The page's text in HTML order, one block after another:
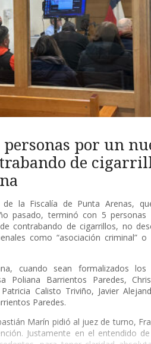
personas por un
de
de la Fiscalía de Punta Arenas,
pasado, terminó con 5 personas
contrabando de cigarrillos, no
como “asociación criminal” o
cuando sean formalizados los
Poliana Barrientos Paredes,
Calisto Triviño, Javier
Paredes.
Marín pidió al juez de turno,
Justamente en el entendido